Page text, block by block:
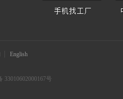
English
33010602000167号